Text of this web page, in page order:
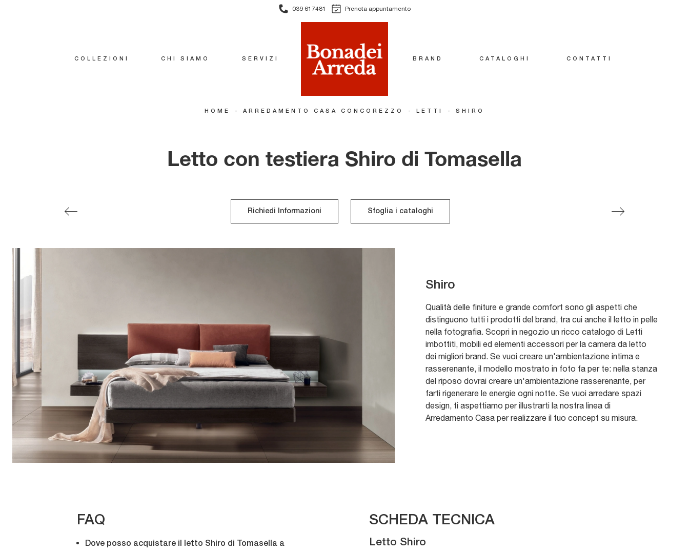
039 617481 Prenota appuntamento
COLLEZIONI CHI SIAMO SERVIZI BRAND CATALOGHI CONTATTI
HOME - ARREDAMENTO CASA CONCOREZZO - LETTI - SHIRO
Letto con testiera Shiro di Tomasella
Richiedi Informazioni Sfoglia i cataloghi
Shiro
Qualità delle finiture e grande comfort sono gli aspetti che
distinguono tutti i prodotti del brand, tra cui anche il letto in pelle
nella fotografia. Scopri in negozio un ricco catalogo di Letti
imbottiti, mobili ed elementi accessori per la camera da letto
dei migliori brand. Se vuoi creare un'ambientazione intima e
rasserenante, il modello mostrato in foto fa per te: nella stanza
del riposo dovrai creare un'ambientazione rasserenante, per
farti rigenerare le energie ogni notte. Se vuoi arredare spazi
design, ti aspettiamo per illustrarti la nostra linea di
Arredamento Casa per realizzare il tuo concept su misura.
FAQ
Dove posso acquistare il letto Shiro di Tomasella a
SCHEDA TECNICA
Letto Shiro